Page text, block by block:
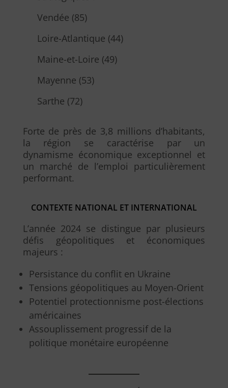
Vendée (85)
Loire-Atlantique (44)
Maine-et-Loire (49)
Mayenne (53)
Sarthe (72)
Forte de près de 3,8 millions d’habitants,
la région se caractérise par un
dynamisme économique exceptionnel et
un marché de l’emploi particulièrement
performant.
CONTEXTE NATIONAL ET INTERNATIONAL
L’année 2024 se distingue par plusieurs
défis géopolitiques et économiques
majeurs :
Persistance du conflit en Ukraine
Tensions géopolitiques au Moyen-Orient
Potentiel protectionnisme post-élections
américaines
Assouplissement progressif de la
politique monétaire européenne